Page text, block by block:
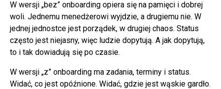
W wersji „bez” onboarding opiera się na pamięci i dobrej
woli. Jednemu menedżerowi wyjdzie, a drugiemu nie. W
jednej jednostce jest porządek, w drugiej chaos. Status
często jest niejasny, więc ludzie dopytują. A jak dopytują,
to i tak dowiadują się po czasie.
W wersji „z” onboarding ma zadania, terminy i status.
Widać, co jest opóźnione. Widać, gdzie jest wąskie gardło.